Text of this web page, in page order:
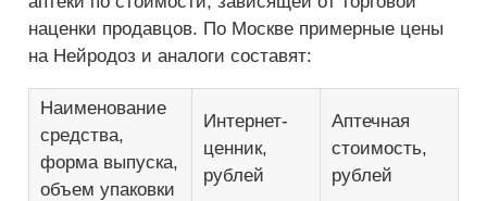
наценки продавцов. По Москве примерные цены
на Нейродоз и аналоги составят:
Наименование
средства,
форма выпуска,
объем упаковки
Интернет-
ценник,
рублей
Аптечная
стоимость,
рублей